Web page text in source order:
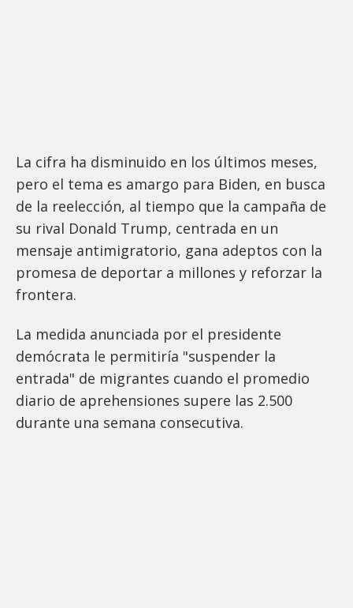
La cifra ha disminuido en los últimos meses,
pero el tema es amargo para Biden, en busca
de la reelección, al tiempo que la campaña de
su rival Donald Trump, centrada en un
mensaje antimigratorio, gana adeptos con la
promesa de deportar a millones y reforzar la
frontera.
La medida anunciada por el presidente
demócrata le permitiría "suspender la
entrada" de migrantes cuando el promedio
diario de aprehensiones supere las 2.500
durante una semana consecutiva.